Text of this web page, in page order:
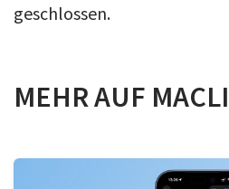
geschlossen.
MEHR AUF